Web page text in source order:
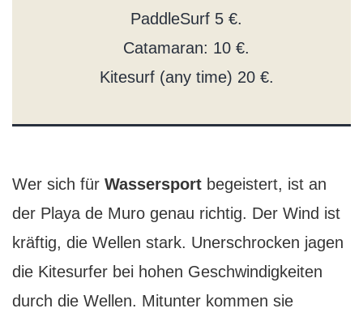
PaddleSurf 5 €.
Catamaran: 10 €.
Kitesurf (any time) 20 €.
Wer sich für Wassersport begeistert, ist an
der Playa de Muro genau richtig. Der Wind ist
kräftig, die Wellen stark. Unerschrocken jagen
die Kitesurfer bei hohen Geschwindigkeiten
durch die Wellen. Mitunter kommen sie